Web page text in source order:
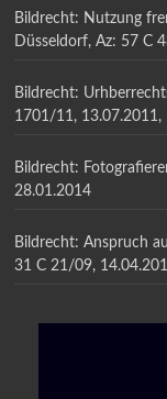
Bildrecht: Nutzung
Düsseldorf, Az: 57 C
Bildrecht:
1701/11, 13.07.2011,
Bildrecht:
28.01.2014
Bildrecht: Anspruch
31 C 21/09,